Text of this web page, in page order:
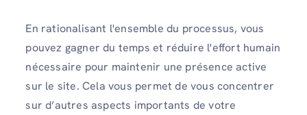
En rationalisant l'ensemble du processus, vous
pouvez gagner du temps et réduire l'effort humain
nécessaire pour maintenir une présence active
sur le site. Cela vous permet de vous concentrer
sur d’autres aspects importants de votre